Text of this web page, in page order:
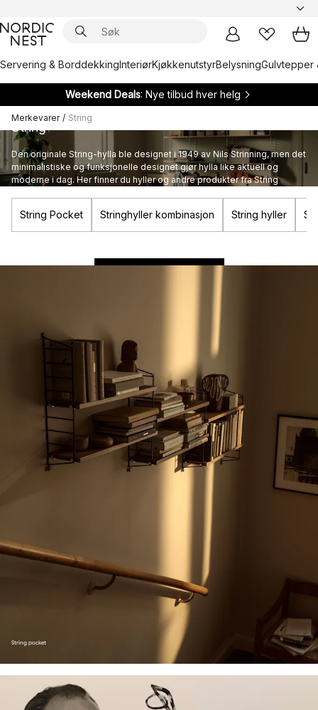
Servering & BorddekkingInteriørKjøkkenutstyrBelysningGulvtepper
Weekend Deals: Nye tilbud hver helg
Merkevarer / String
String
Den originale String-hylla ble designet i 1949 av Nils Strinning, men det
minimalistiske og funksjonelle designet gjør hylla like aktuell og
moderne i dag. Her finner du hyller og andre produkter fra String
String Pocket Stringhyller kombinasjon String hyller
String pocket